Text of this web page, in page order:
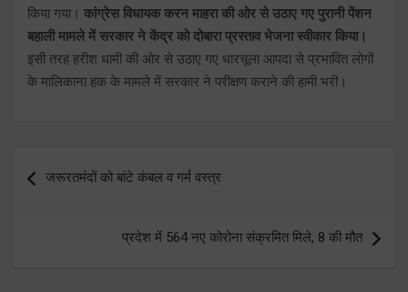
किया गया। कांग्रेस विधायक करन माहरा की ओर से उठाए गए पुरानी पेंशन
बहाली मामले में सरकार ने केंद्र को दोबारा प्रस्ताव भेजना स्वीकार किया।
इसी तरह हरीश धामी की ओर से उठाए गए धारचूला आपदा से प्रभावित लोगों
के मालिकाना हक के मामले में सरकार ने परीक्षण कराने की हामी भरी।
navigation
जरूरतमंदों को बांटे कंबल व गर्म वस्त्र
प्रदेश में 564 नए कोरोना संक्रमित मिले, 8 की मौत